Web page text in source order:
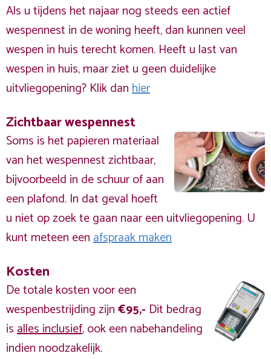
Als u tijdens het najaar nog steeds een actief
wespennest in de woning heeft, dan kunnen veel
wespen in huis terecht komen. Heeft u last van
wespen in huis, maar ziet u geen duidelijke
uitvliegopening? Klik danhier
Zichtbaar wespennest
Soms is het papieren materiaal
van het wespennest zichtbaar,
bijvoorbeeld in de schuur of aan
een plafond. In dat geval hoeft
u niet op zoek te gaan naar een uitvliegopening. U
kunt meteen eenafspraak maken
Kosten
De totale kosten voor een
wespenbestrijding zijn€95,- Dit bedrag
isalles inclusief, ook een nabehandeling
indien noodzakelijk.